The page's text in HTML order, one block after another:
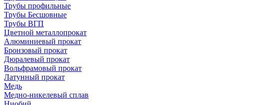
Трубы профильные
Трубы Бесшовные
Трубы ВГП
Цветной металлопрокат
Алюминиевый прокат
Бронзовый прокат
Дюралевый прокат
Вольфрамовый прокат
Латунный прокат
Медь
Медно-никелевый сплав